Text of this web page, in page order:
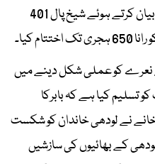
4 میں میواتی قوم کا تاریخ پس منظر بیان کرتے ہوئے شیخ پال 401
کیا۔
نعرے کو عملی شکل دینے میں
کیا ہے کہ بابرکا
نے لودھی خاندان کو شکست
کے بھائیوں کی سازشیں